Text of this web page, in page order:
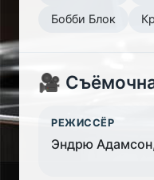
Бобби Блок
🎥
РЕЖИССЁР
Эндрю